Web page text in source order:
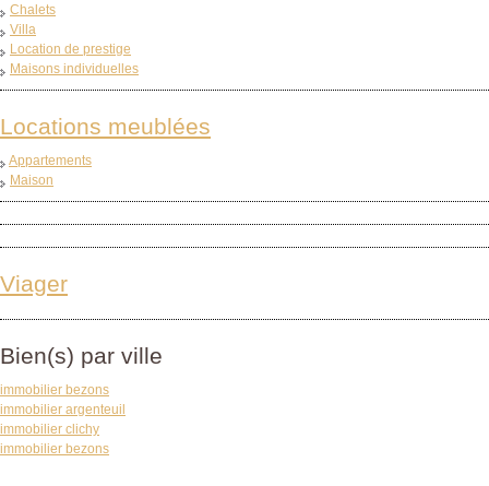
Chalets
Villa
Location de prestige
Maisons individuelles
Locations meublées
Appartements
Maison
Viager
Bien(s) par ville
immobilier bezons
immobilier argenteuil
immobilier clichy
immobilier bezons